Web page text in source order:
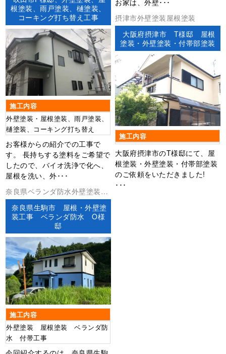
根塗装、雨戸塗装、樋塗装、
コーキング打ち替え工事
施工内容
外壁塗装・屋根塗装、雨戸塗装、
樋塗装、コーキング打ち替え
お客様からの紹介での工事で
す。 長持ちする塗料をご希望で
したので、バイオ洗浄で化へ、
屋根を洗い、外･･･
摂津市外壁塗装屋根塗装
大阪府摂津市 T様邸 屋根
塗装・外壁塗装・付帯部塗装
施工内容
大阪府摂津市のT様邸にて、屋
根塗装・外壁塗装・付帯部塗装
のご依頼をいただきました!
･･･
奈良県ベランダ防水外壁塗装屋
根塗装防水工事
奈良県生駒市 屋根・外壁塗
装工事 ベランダ防水 O様
邸
施工内容
外壁塗装 屋根塗装 ベランダ防
水 付帯工事